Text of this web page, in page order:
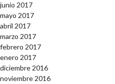
junio 2017
mayo 2017
abril 2017
marzo 2017
febrero 2017
enero 2017
diciembre 2016
noviembre 2016